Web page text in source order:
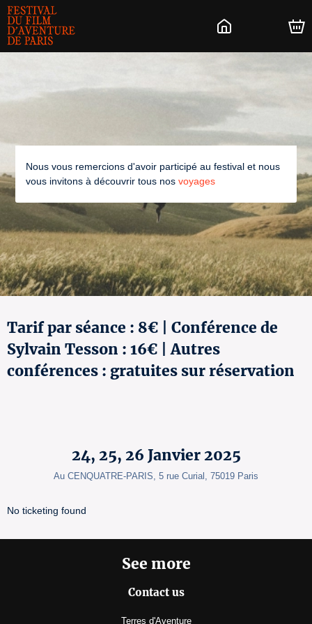
24, 25, 26 Janvier 2025
Au CENQUATRE-PARIS, 5 rue Curial, 75019 Paris
No ticketing found
Nous vous remercions d'avoir participé au festival et nous
vous invitons à découvrir tous nos voyages
Tarif par séance : 8€ | Conférence de
Sylvain Tesson : 16€ | Autres
conférences : gratuites sur réservation
See more
Contact us
Terres d'Aventure